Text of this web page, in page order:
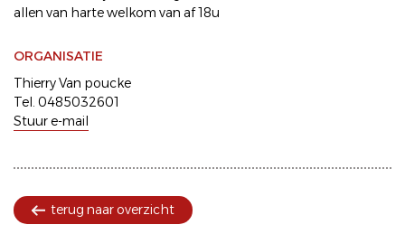
allen van harte welkom van af 18u
ORGANISATIE
Thierry Van poucke
Tel. 0485032601
Stuur e-mail
terug naar overzicht